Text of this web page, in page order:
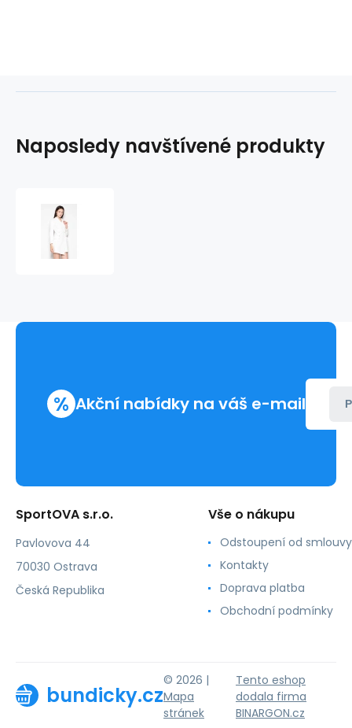
Naposledy navštívené produkty
% Akční nabídky na váš e-mail
SportOVA s.r.o.
Pavlovova 44
70030 Ostrava
Česká Republika
Vše o nákupu
Odstoupení od smlouvy
Kontakty
Doprava platba
Obchodní podmínky
bundicky.cz
© 2026 |
Mapa
stránek
Tento eshop
dodala firma
BINARGON.cz